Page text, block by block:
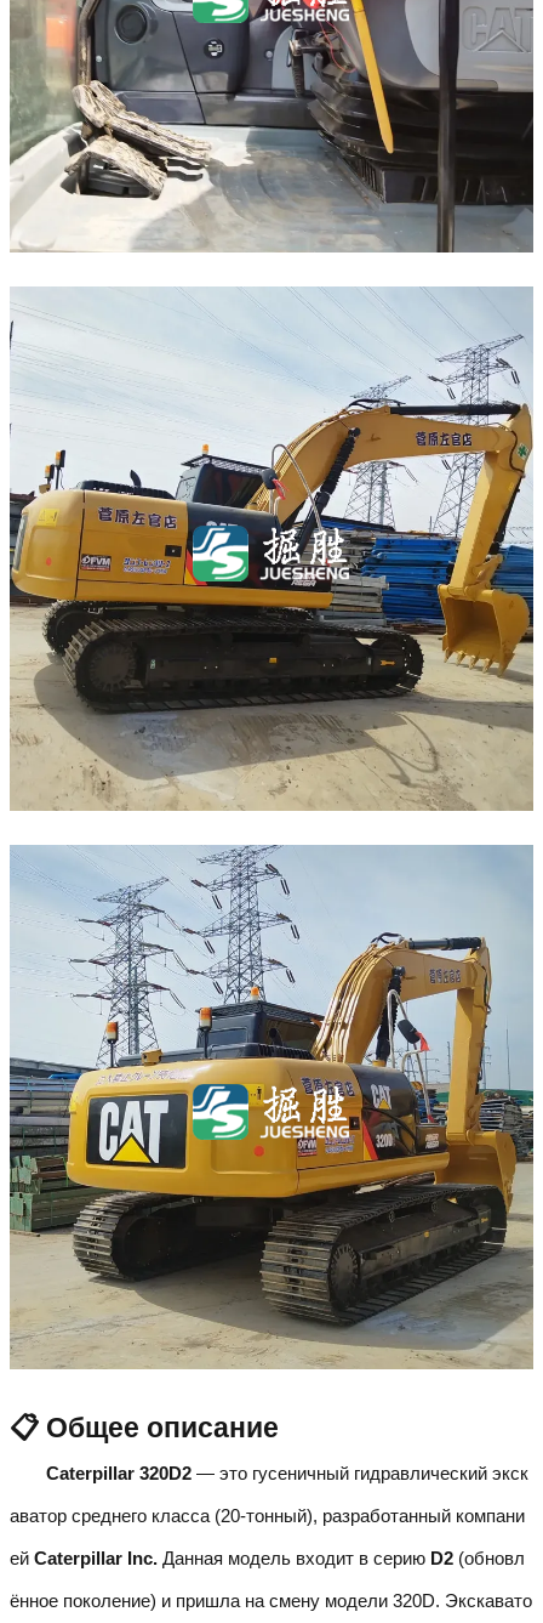
📋 Общее описание
Caterpillar 320D2 — это гусеничный гидравлический экск
аватор среднего класса (20-тонный), разработанный компани
ей Caterpillar Inc. Данная модель входит в серию D2 (обновл
ённое поколение) и пришла на смену модели 320D. Экскавато